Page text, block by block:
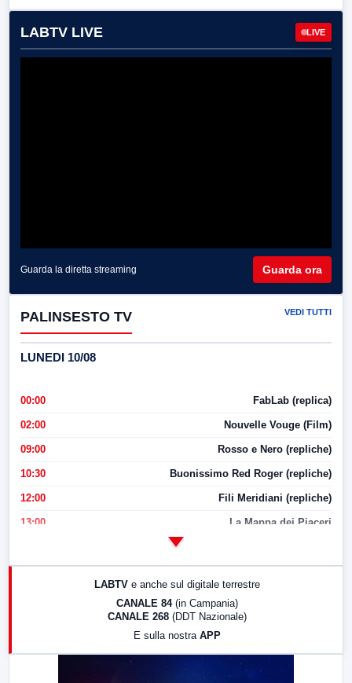
LABTV LIVE LIVE
Guarda la diretta streaming Guarda ora
PALINSESTO TV VEDI TUTTI
LUNEDI 10/08
00:00 FabLab (replica)
02:00 Nouvelle Vouge (Film)
09:00 Rosso e Nero (repliche)
10:30 Buonissimo Red Roger (repliche)
12:00 Fili Meridiani (repliche)
13:00 La Mappa dei Piaceri
LABTV e anche sul digitale terrestre
CANALE 84 (in Campania)
CANALE 268 (DDT Nazionale)
E sulla nostra APP